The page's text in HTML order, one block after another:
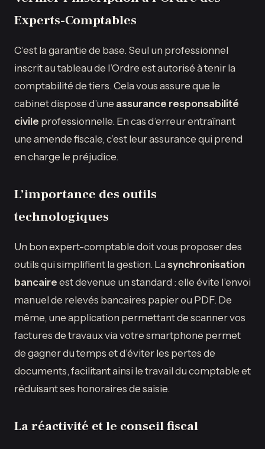
Experts-Comptables
C’est la garantie de base. Seul un professionnel
inscrit au tableau de l’Ordre est autorisé à tenir la
comptabilité de tiers. Cela vous assure que le
cabinet dispose d’une assurance responsabilité
civile professionnelle. En cas d’erreur entraînant
une amende fiscale, c’est leur assurance qui prend
en charge le préjudice.
L’importance des outils
technologiques
Un bon expert-comptable doit vous proposer des
outils qui simplifient la gestion. Lasynchronisation
bancaireest devenue un standard : elle évite l’envoi
manuel de relevés bancaires papier ou PDF. De
même, une application permettant de scanner vos
factures de travaux via votre smartphone permet
de gagner du temps et d’éviter les pertes de
documents, facilitant ainsi le travail du comptable et
réduisant ses honoraires de saisie.
La réactivité et le conseil fiscal